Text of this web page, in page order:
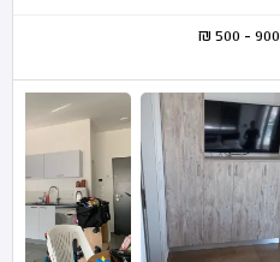
900 - 500
₪